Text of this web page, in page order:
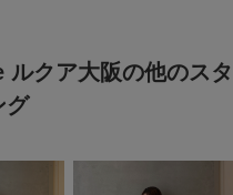
クア大阪の他のスタ
グ